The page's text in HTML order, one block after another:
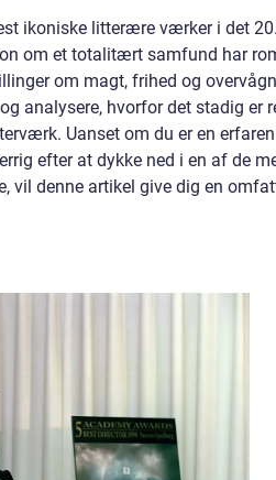
ikoniske litterære værker i det
om et totalitært samfund har
om magt, frihed og
analysere, hvorfor det stadig er
Uanset om du er en
efter at dykke ned i en af de
vil denne artikel give dig en